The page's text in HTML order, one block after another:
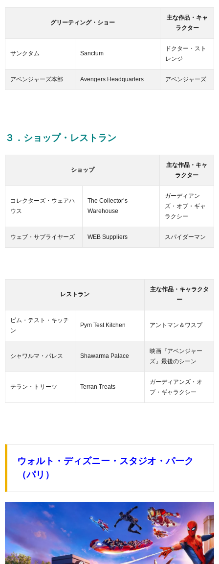
グリーティング・ショー
主な作品・キャ
ラクター
サンクタム Sanctum
ドクター・スト
レンジ
アベンジャーズ本部 Avengers Headquarters アベンジャーズ
３．ショップ・レストラン
ショップ
主な作品・キャ
ラクター
コレクターズ・ウェアハ
ウス
The Collector’s
Warehouse
ガーディアン
ズ・オブ・ギャ
ラクシー
ウェブ・サプライヤーズ WEB Suppliers スパイダーマン
レストラン
主な作品・キャラクタ
ー
ピム・テスト・キッチ
ン
Pym Test Kitchen アントマン＆ワスプ
シャワルマ・パレス Shawarma Palace
映画『アベンジャー
ズ』最後のシーン
テラン・トリーツ Terran Treats
ガーディアンズ・オ
ブ・ギャラクシー
ウォルト・ディズニー・スタジオ・パーク
（パリ）